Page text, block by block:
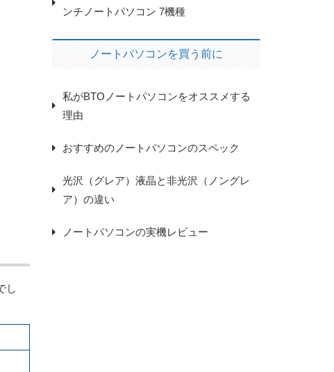
し
ンチノートパソコン 7機種
ノートパソコンを買う前に
私がBTOノートパソコンをオススメする
理由
おすすめのノートパソコンのスペック
光沢（グレア）液晶と非光沢（ノングレ
ア）の違い
ノートパソコンの実機レビュー